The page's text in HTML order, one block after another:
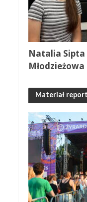
Natalia Sipta
Materiał